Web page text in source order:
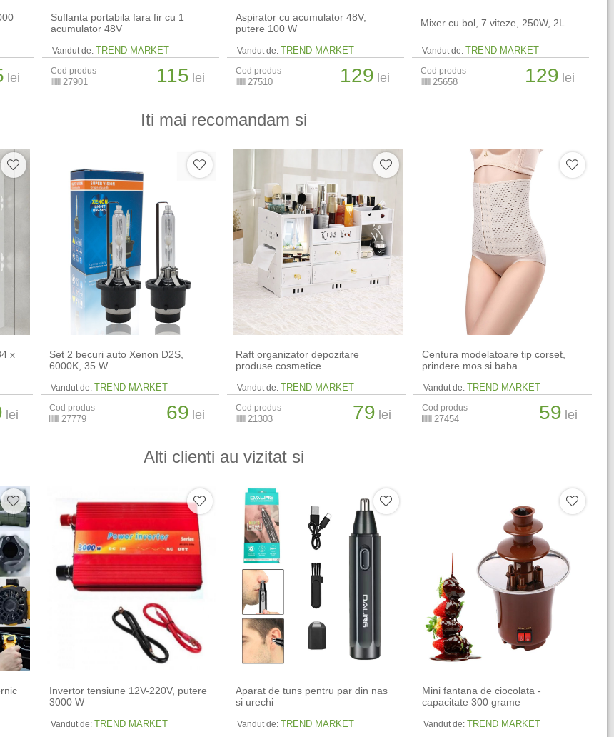
lei
Suflanta portabila fara fir cu 1
acumulator 48V
Vandut de: TREND MARKET
Cod produs
27901 115 lei
Aspirator cu acumulator 48V,
putere 100 W
Vandut de: TREND MARKET
Cod produs
27510 129 lei
Mixer cu bol, 7 viteze, 250W, 2L
Vandut de: TREND MARKET
Cod produs
25658 129 lei
Iti mai recomandam si
x
lei
Set 2 becuri auto Xenon D2S,
6000K, 35 W
Vandut de: TREND MARKET
Cod produs
27779 69 lei
Raft organizator depozitare
produse cosmetice
Vandut de: TREND MARKET
Cod produs
21303 79 lei
Centura modelatoare tip corset,
prindere mos si baba
Vandut de: TREND MARKET
Cod produs
27454 59 lei
Alti clienti au vizitat si
Invertor tensiune 12V-220V, putere
3000 W
Vandut de: TREND MARKET
Aparat de tuns pentru par din nas
si urechi
Vandut de: TREND MARKET
Mini fantana de ciocolata -
capacitate 300 grame
Vandut de: TREND MARKET